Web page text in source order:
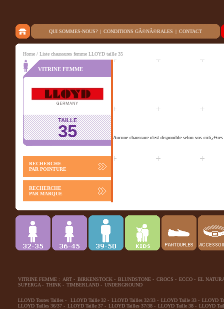
QUI SOMMES-NOUS? | CONDITIONS GÃ©NÃ©RALES | CONTACT
Home / Liste chaussures femme LLOYD taille 35
VITRINE FEMME
TAILLE
35
RECHERCHE
PAR POINTURE
RECHERCHE
PAR MARQUE
Aucune chaussure n'est disponible selon vos critï¿½res
VITRINE FEMME : ART - BIRKENSTOCK - BLUNDSTONE - CROCS - ECCO - EL
SUPERGA - THINK - TIMBERLAND - UNDERGROUND
LLOYD Toutes Tailles - LLOYD Taille 32 - LLOYD Tailles 32/33 - LLOYD Taille 33 - LLOYD
LLOYD Tailles 36/37 - LLOYD Taille 37 - LLOYD Tailles 37/38 - LLOYD Taille 38 - LLOYD